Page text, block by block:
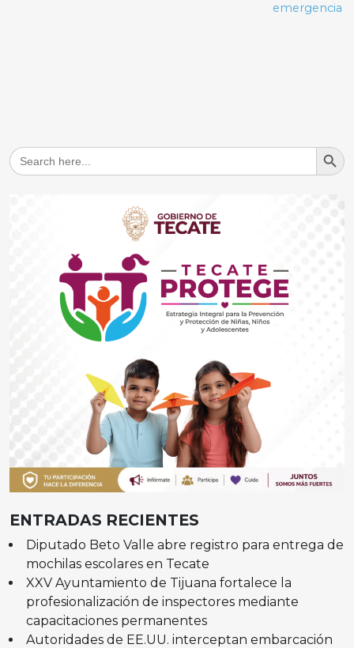
emergencia
Search
for:
Search
ENTRADAS RECIENTES
Diputado Beto Valle abre registro para entrega de
mochilas escolares en Tecate
XXV Ayuntamiento de Tijuana fortalece la
profesionalización de inspectores mediante
capacitaciones permanentes
Autoridades de EE.UU. interceptan embarcación